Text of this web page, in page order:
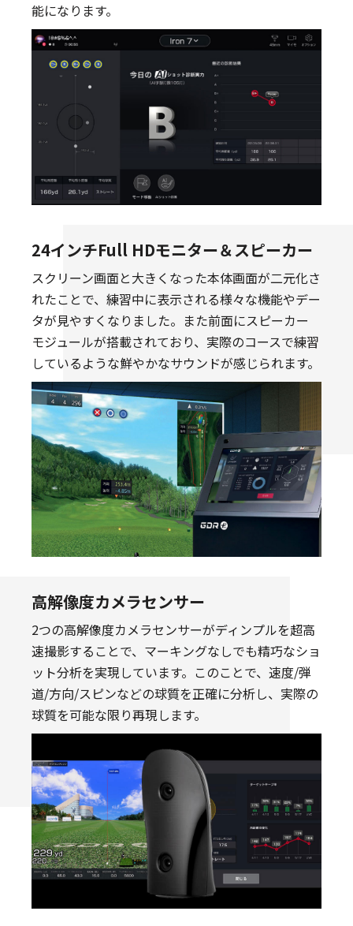
能になります。
24インチFull HDモニター＆スピーカー
スクリーン画面と大きくなった本体画面が二元化さ
れたことで、練習中に表示される様々な機能やデー
タが見やすくなりました。また前面にスピーカー
モジュールが搭載されており、実際のコースで練習
しているような鮮やかなサウンドが感じられます。
高解像度カメラセンサー
2つの高解像度カメラセンサーがディンプルを超高
速撮影することで、マーキングなしでも精巧なショ
ット分析を実現しています。このことで、速度/弾
道/方向/スピンなどの球質を正確に分析し、実際の
球質を可能な限り再現します。